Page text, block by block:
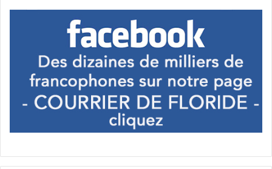
temps d’être éclairci. Donc, on ne panique pas avec cela,
d’ici à ce qu’on revienne aux USA, ça a le temps de
changer. Ç’aurait été éclairci. J’ose espérer avoir rassuré
quelques amis-es snowbirds « …
Concernant les voyageurs utilisant le Système
électronique d’autorisation de voyage (
ESTA), à priori s’ils
arrivent aux USA en avion ils auront automatiquement le I-
94, mais il faut peut-être faire attention aux arrivées en